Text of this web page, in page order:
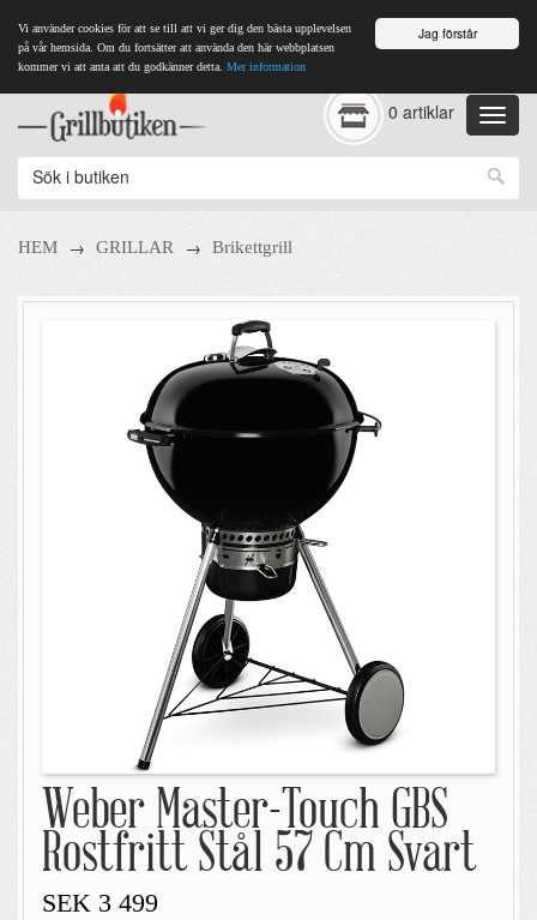
Jag förstår
Vi använder cookies för att se till att vi ger dig den bästa upplevelsen
på vår hemsida. Om du fortsätter att använda den här webbplatsen
kommer vi att anta att du godkänner detta. Mer information
0 artiklar
HEM → GRILLAR → Brikettgrill
Weber Master-Touch GBS
Rostfritt Stål 57 Cm Svart
SEK 3 499